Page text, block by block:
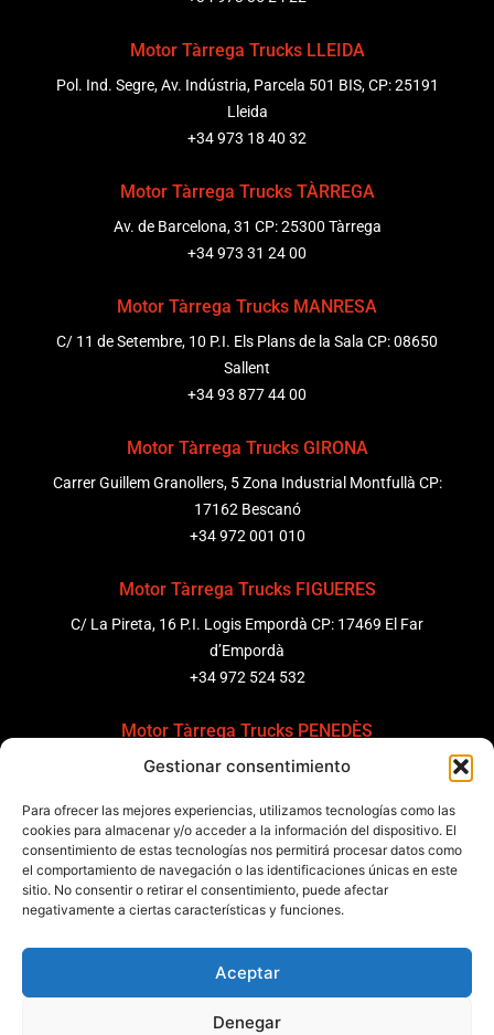
Gestionar consentimiento
Para ofrecer las mejores experiencias, utilizamos tecnologías como las
cookies para almacenar y/o acceder a la información del dispositivo. El
consentimiento de estas tecnologías nos permitirá procesar datos como
el comportamiento de navegación o las identificaciones únicas en este
sitio. No consentir o retirar el consentimiento, puede afectar
negativamente a ciertas características y funciones.
Aceptar
Denegar
Motor Tàrrega Trucks LLEIDA
Pol. Ind. Segre, Av. Indústria, Parcela 501 BIS, CP: 25191
Lleida
+34 973 18 40 32
Motor Tàrrega Trucks TÀRREGA
Av. de Barcelona, 31 CP: 25300 Tàrrega
+34 973 31 24 00
Motor Tàrrega Trucks MANRESA
C/ 11 de Setembre, 10 P.I. Els Plans de la Sala CP: 08650
Sallent
+34 93 877 44 00
Motor Tàrrega Trucks GIRONA
Carrer Guillem Granollers, 5 Zona Industrial Montfullà CP:
17162 Bescanó
+34 972 001 010
Motor Tàrrega Trucks FIGUERES
C/ La Pireta, 16 P.I. Logis Empordà CP: 17469 El Far
d’Empordà
+34 972 524 532
Motor Tàrrega Trucks PENEDÈS
C/ Ponent 8, Pol. Ind. Sant Pere Molanta, CP: 08799
+34 931 69 11 91
Motor Tàrrega Trucks BARCELONA
Zona Franca, Carrer E, s/n 08040 Barcelona, España